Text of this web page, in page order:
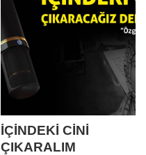
İÇİNDEKİ CİNİ
ÇIKARALIM